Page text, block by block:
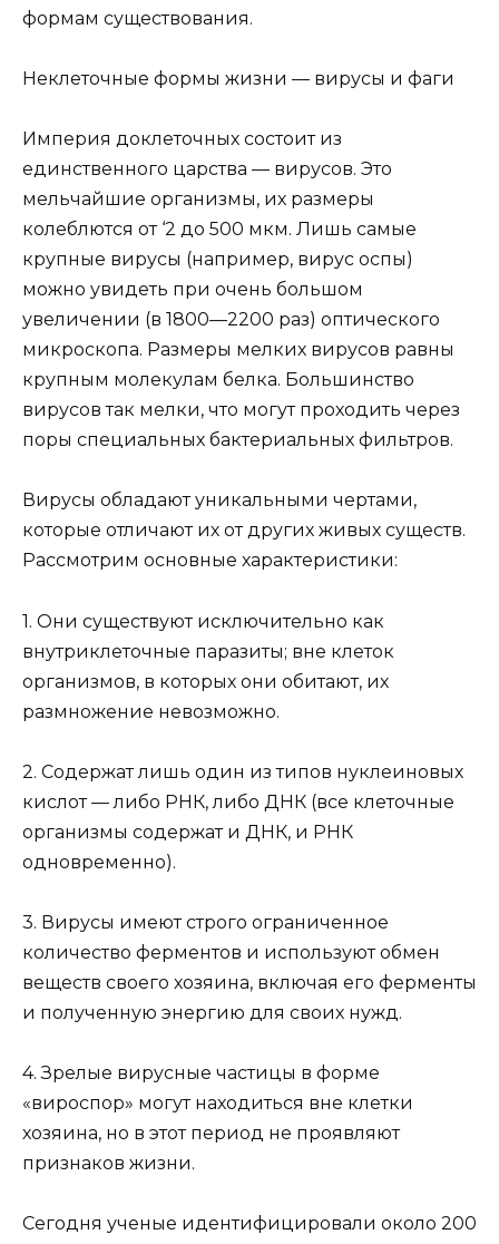
формам существования.
Неклеточные формы жизни — вирусы и фаги
Империя доклеточных состоит из
единственного царства — вирусов. Это
мельчайшие организмы, их размеры
колеблются от ‘2 до 500 мкм. Лишь самые
крупные вирусы (например, вирус оспы)
можно увидеть при очень большом
увеличении (в 1800—2200 раз) оптического
микроскопа. Размеры мелких вирусов равны
крупным молекулам белка. Большинство
вирусов так мелки, что могут проходить через
поры специальных бактериальных фильтров.
Вирусы обладают уникальными чертами,
которые отличают их от других живых существ.
Рассмотрим основные характеристики:
1. Они существуют исключительно как
внутриклеточные паразиты; вне клеток
организмов, в которых они обитают, их
размножение невозможно.
2. Содержат лишь один из типов нуклеиновых
кислот — либо РНК, либо ДНК (все клеточные
организмы содержат и ДНК, и РНК
одновременно).
3. Вирусы имеют строго ограниченное
количество ферментов и используют обмен
веществ своего хозяина, включая его ферменты
и полученную энергию для своих нужд.
4. Зрелые вирусные частицы в форме
«вироспор» могут находиться вне клетки
хозяина, но в этот период не проявляют
признаков жизни.
Сегодня ученые идентифицировали около 200